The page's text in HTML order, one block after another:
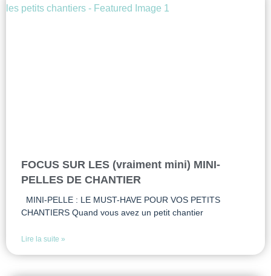
FOCUS SUR LES (vraiment mini) MINI-
PELLES DE CHANTIER
MINI-PELLE : LE MUST-HAVE POUR VOS PETITS
CHANTIERS Quand vous avez un petit chantier
Lire la suite »